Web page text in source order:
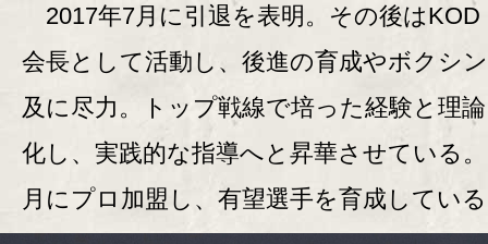
2017年7月に引退を表明。その後はKOD
会長として活動し、後進の育成やボクシ
及に尽力。トップ戦線で培った経験と理
化し、実践的な指導へと昇華させている
月にプロ加盟し、有望選手を育成してい